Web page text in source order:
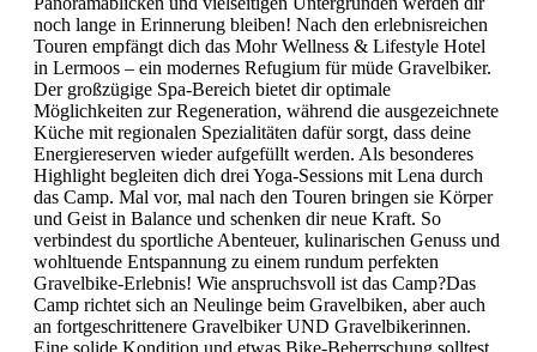
noch lange in Erinnerung bleiben! Nach den erlebnisreichen
Touren empfängt dich das Mohr Wellness & Lifestyle Hotel
in Lermoos – ein modernes Refugium für müde Gravelbiker.
Der großzügige Spa-Bereich bietet dir optimale
Möglichkeiten zur Regeneration, während die ausgezeichnete
Küche mit regionalen Spezialitäten dafür sorgt, dass deine
Energiereserven wieder aufgefüllt werden. Als besonderes
Highlight begleiten dich drei Yoga-Sessions mit Lena durch
das Camp. Mal vor, mal nach den Touren bringen sie Körper
und Geist in Balance und schenken dir neue Kraft. So
verbindest du sportliche Abenteuer, kulinarischen Genuss und
wohltuende Entspannung zu einem rundum perfekten
Gravelbike-Erlebnis! Wie anspruchsvoll ist das Camp?Das
Camp richtet sich an Neulinge beim Gravelbiken, aber auch
an fortgeschrittenere Gravelbiker UND Gravelbikerinnen.
Eine solide Kondition und etwas Bike-Beherrschung solltest